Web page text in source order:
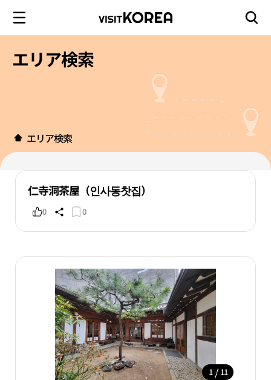
エリア検索
エリア検索
仁寺洞茶屋（인사동찻집）
0 0
1 / 11